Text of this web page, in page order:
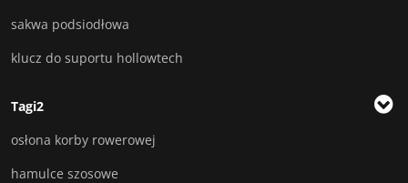
sakwa podsiodłowa
klucz do suportu hollowtech
Tagi2
osłona korby rowerowej
hamulce szosowe